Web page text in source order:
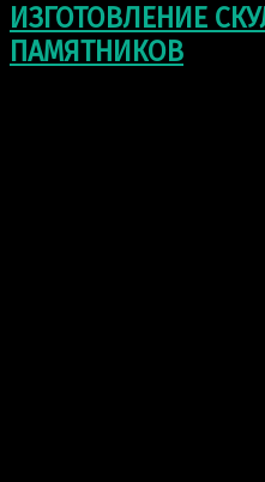
ИЗГОТОВЛЕНИЕ
ПАМЯТНИКОВ